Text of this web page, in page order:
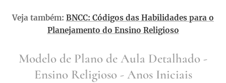
Veja também: BNCC: Códigos das Habilidades para o
Planejamento do Ensino Religioso
Modelo de Plano de Aula Detalhado -
Ensino Religioso - Anos Iniciais